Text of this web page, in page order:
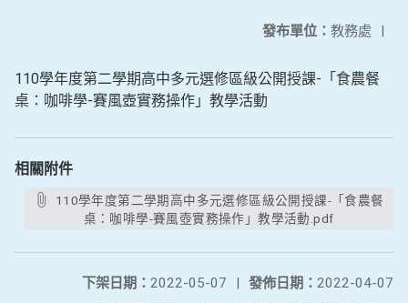
發布單位： 教務處 |
110學年度第二學期高中多元選修區級公開授課-「食農餐
桌：咖啡學-賽風壺實務操作」教學活動
相關附件
桌：咖啡學-賽風壺實務操作」教學活動.pdf
發佈日期： 2022-04-07
下架日期： 2022-05-07
|